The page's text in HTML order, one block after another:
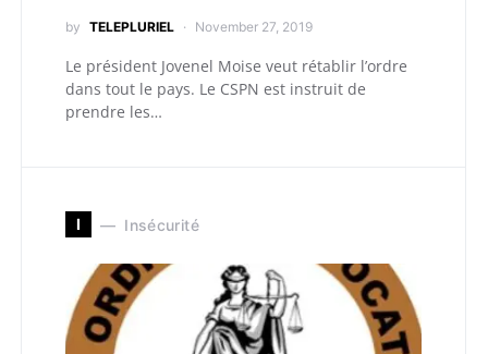
by TELEPLURIEL November 27, 2019
Le président Jovenel Moise veut rétablir l’ordre
dans tout le pays. Le CSPN est instruit de
prendre les…
I Insécurité